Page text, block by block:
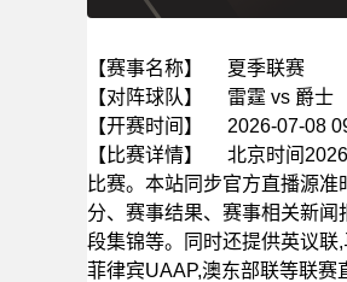
【赛事名称】
夏季联赛
【对阵球队】
雷霆 vs 爵士
【开赛时间】
2026-07-08
【比赛详情】
北京时间
比赛。本站同步官方直播源
分、赛事结果、赛事相关新
段集锦等。同时还提供英议联
菲律宾UAAP,澳东部联等联赛